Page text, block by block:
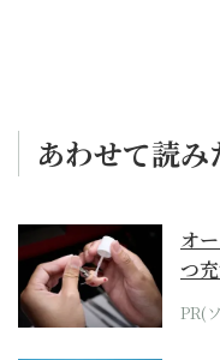
あわせて読み
オ
つ
PR(